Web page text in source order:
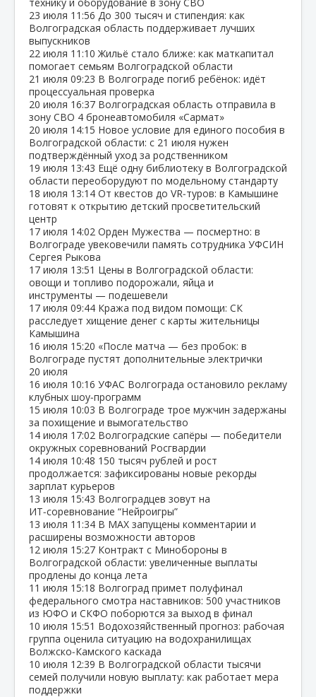
23 июля 11:56 До 300 тысяч и стипендия: как
Волгоградская область поддерживает лучших
выпускников
22 июля 11:10 Жильё стало ближе: как маткапитал
помогает семьям Волгоградской области
21 июля 09:23 В Волгограде погиб ребёнок: идёт
процессуальная проверка
20 июля 16:37 Волгоградская область отправила в
зону СВО 4 бронеавтомобиля «Сармат»
20 июля 14:15 Новое условие для единого пособия в
Волгоградской области: с 21 июля нужен
подтверждённый уход за родственником
19 июля 13:43 Ещё одну библиотеку в Волгоградской
области переоборудуют по модельному стандарту
18 июля 13:14 От квестов до VR‑туров: в Камышине
готовят к открытию детский просветительский
центр
17 июля 14:02 Орден Мужества — посмертно: в
Волгограде увековечили память сотрудника УФСИН
Сергея Рыкова
17 июля 13:51 Цены в Волгоградской области:
овощи и топливо подорожали, яйца и
инструменты — подешевели
17 июля 09:44 Кража под видом помощи: СК
расследует хищение денег с карты жительницы
Камышина
16 июля 15:20 «После матча — без пробок: в
Волгограде пустят дополнительные электрички
20 июля
16 июля 10:16 УФАС Волгограда остановило рекламу
клубных шоу‑программ
15 июля 10:03 В Волгограде трое мужчин задержаны
за похищение и вымогательство
14 июля 17:02 Волгоградские сапёры — победители
окружных соревнований Росгвардии
14 июля 10:48 150 тысяч рублей и рост
продолжается: зафиксированы новые рекорды
зарплат курьеров
13 июля 15:43 Волгоградцев зовут на
ИТ‑соревнование “Нейроигры”
13 июля 11:34 В МАХ запущены комментарии и
расширены возможности авторов
12 июля 15:27 Контракт с Минобороны в
Волгоградской области: увеличенные выплаты
продлены до конца лета
11 июля 15:18 Волгоград примет полуфинал
федерального смотра наставников: 500 участников
из ЮФО и СКФО поборются за выход в финал
10 июля 15:51 Водохозяйственный прогноз: рабочая
группа оценила ситуацию на водохранилищах
Волжско‑Камского каскада
10 июля 12:39 В Волгоградской области тысячи
семей получили новую выплату: как работает мера
поддержки